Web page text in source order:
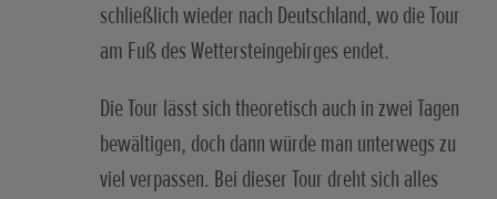
schließlich wieder nach Deutschland, wo die Tour
am Fuß des Wettersteingebirges endet.
Die Tour lässt sich theoretisch auch in zwei Tagen
bewältigen, doch dann würde man unterwegs zu
viel verpassen. Bei dieser Tour dreht sich alles